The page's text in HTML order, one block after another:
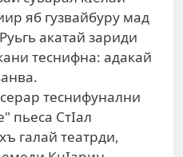
яб гузвайбуру мад
акатай зариди
теснифна: адакай
теснифунални
пьеса СтIал
галай театрди,